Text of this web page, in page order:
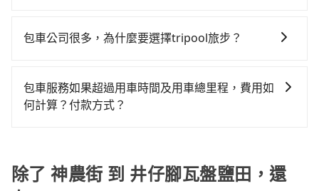
險。最後，雖然路邊隨租隨還看似方便，但實際使用時
非常不便。
比較寬鬆且不介意耗時轉乘可選大眾運輸或較貴的計程
車。 時間：需在特定時間到達目的地可選包車或計程
車，不趕時間即可選用大眾運輸。 便利性：需要便利性
乘客險、司機小費、營業稅等，不會再有其他額外的費
包車公司很多，為什麼要選擇tripool旅步？
以依照您行程人數的需求進行選擇。此外，為確保您的
旅途安全無憂，我們的司機都是專業且可靠的職業駕
往市區還是郊區，我們都可以為您提供最佳的旅遊體
驗。所以，如果您正在尋找一家可靠的包車公司，
包車服務如果超過用車時間及用車總里程，費用如
何計算？付款方式？
定的里程數，每10公里加收150元的費用。這些額外費
用可以在下車前付現給司機。
除了 神農街 到 井仔腳瓦盤鹽田，還